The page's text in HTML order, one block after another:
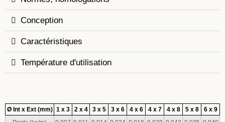
Conception
Caractéristiques
Température d'utilisation
Ø Int x Ext (mm) 1 x 3 2 x 4 3 x 5 3 x 6 4 x 6 4 x 7 4 x 8 5 x 8
6 x 9